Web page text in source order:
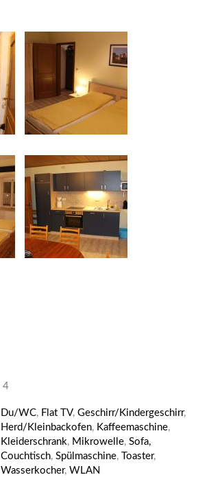
4
Du/WC, Flat TV,Geschirr/Kindergeschirr,
Herd/Kleinbackofen, Kaffeemaschine,
Kleiderschrank, Mikrowelle,Sofa,
Couchtisch,Spülmaschine, Toaster,
Wasserkocher,WLAN